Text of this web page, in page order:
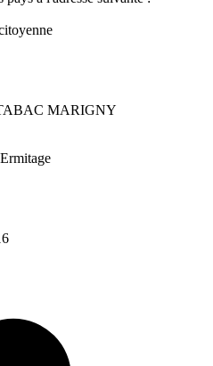
MARIGNY